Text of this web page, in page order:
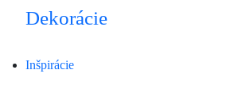
Dekorácie
Inšpirácie